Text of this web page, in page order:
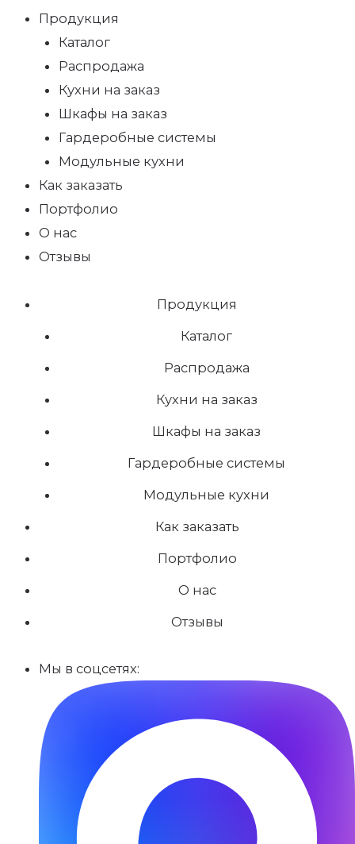
Продукция
Каталог
Распродажа
Кухни на заказ
Шкафы на заказ
Гардеробные системы
Модульные кухни
Как заказать
Портфолио
О нас
Отзывы
Продукция
Каталог
Распродажа
Кухни на заказ
Шкафы на заказ
Гардеробные системы
Модульные кухни
Как заказать
Портфолио
О нас
Отзывы
Мы в соцсетях: